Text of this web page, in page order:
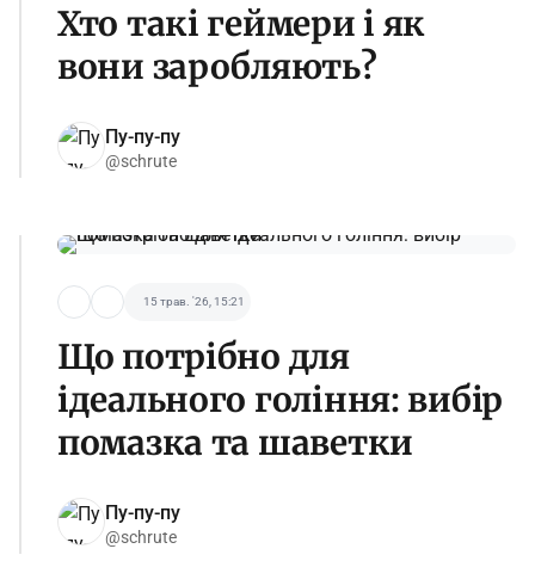
Хто такі геймери і як
вони заробляють?
Пу-пу-пу
@schrute
15 трав. '26, 15:21
Що потрібно для
ідеального гоління: вибір
помазка та шаветки
Пу-пу-пу
@schrute